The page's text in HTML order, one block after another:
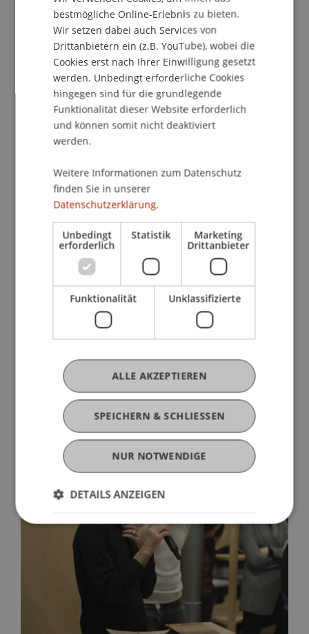
Praxisdozenten.
Nach dem offiziellen Teil feierten Studierende,
Mitarbeitende und Freunde der Universität im
Red Pavilion. Die Abschiedsparty zu Ehren von Urs
Meister bot Raum für Gespräche und einen
schwungvollen Start ins neue Semester
Die neuen Gesichter an der LSA: Felix Schaller, Dominic
Spalt, Sanna Kattenbeck, Lando Rossmaier, Reem
bestmögliche Online-Erlebnis zu bieten.
Wir setzen dabei auch Services von
Drittanbietern ein (z.B. YouTube), wobei die
Cookies erst nach Ihrer Einwilligung gesetzt
werden. Unbedingt erforderliche Cookies
hingegen sind für die grundlegende
Funktionalität dieser Website erforderlich
und können somit nicht deaktiviert
werden.
Weitere Informationen zum Datenschutz
finden Sie in unserer
Datenschutzerklärung.
Unbedingt
erforderlich
Statistik Marketing
Drittanbieter
Funktionalität Unklassifizierte
SPEICHERN & SCHLIESSEN
ALLE AKZEPTIEREN
NUR NOTWENDIGE
DETAILS ANZEIGEN